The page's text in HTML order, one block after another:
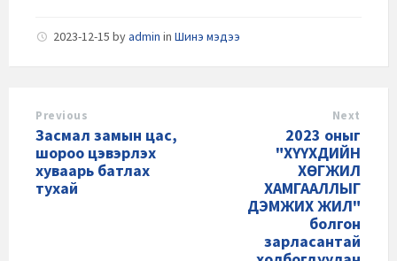
2023-12-15 byadmin in Шинэ мэдээ
Previous
Засмал замын цас,
шороо цэвэрлэх
хуваарь батлах
тухай
Next
2023 оныг
"ХҮҮХДИЙН
ХӨГЖИЛ
ХАМГААЛЛЫГ
ДЭМЖИХ ЖИЛ"
болгон
зарласантай